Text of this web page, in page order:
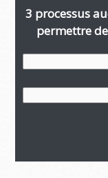
3 processus
permettre